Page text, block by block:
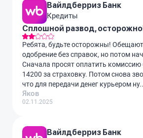
Вайлдберриз Банк
Кредиты
Сплошной развод,
Ребята, будьте осторожны!
одобрение без справок, но потом
Сначала просят оплатить
14200 за страховку. Потом снова
что для передачи денег курьером
Яков
02.11.2025
Вайлдберриз Банк